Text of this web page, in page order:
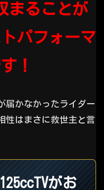
まることが
パフォーマ
！
届かなかったライダー
性はまさに救世主と言
がお